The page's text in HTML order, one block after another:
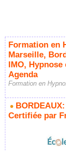
Formation en
Marseille,
IMO,
Agenda
Formation en
Certifiée par